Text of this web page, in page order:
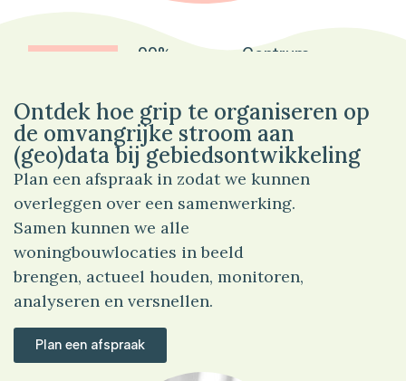
99% Centrum
Ontdek hoe grip te organiseren op
de omvangrijke stroom aan
(geo)data bij gebiedsontwikkeling
Plan een afspraak in zodat we kunnen
overleggen over een samenwerking.
Samen kunnen we alle
woningbouwlocaties in beeld
brengen, actueel houden, monitoren,
analyseren en versnellen.
Plan een afspraak